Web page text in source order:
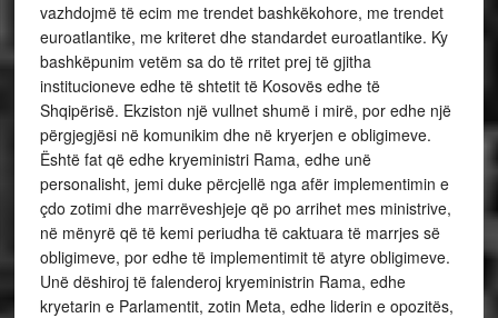
vazhdojmë të ecim me trendet bashkëkohore, me trendet
euroatlantike, me kriteret dhe standardet euroatlantike. Ky
bashkëpunim vetëm sa do të rritet prej të gjitha
institucioneve edhe të shtetit të Kosovës edhe të
Shqipërisë. Ekziston një vullnet shumë i mirë, por edhe një
përgjegjësi në komunikim dhe në kryerjen e obligimeve.
Është fat që edhe kryeministri Rama, edhe unë
personalisht, jemi duke përcjellë nga afër implementimin e
çdo zotimi dhe marrëveshjeje që po arrihet mes ministrive,
në mënyrë që të kemi periudha të caktuara të marrjes së
obligimeve, por edhe të implementimit të atyre obligimeve.
Unë dëshiroj të falenderoj kryeministrin Rama, edhe
kryetarin e Parlamentit, zotin Meta, edhe liderin e opozitës,